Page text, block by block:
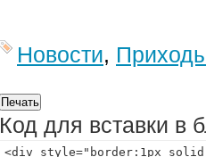
Новости,
Код для вставки в